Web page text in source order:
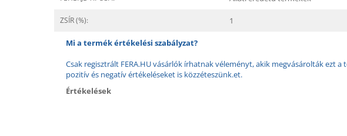
ZSÍR (%): 1
Mi a termék értékelési szabályzat?
Csak regisztrált FERA.HU vásárlók írhatnak véleményt, akik megvásárolták ezt
pozitív és negatív értékeléseket is közzéteszünk.et.
Értékelések